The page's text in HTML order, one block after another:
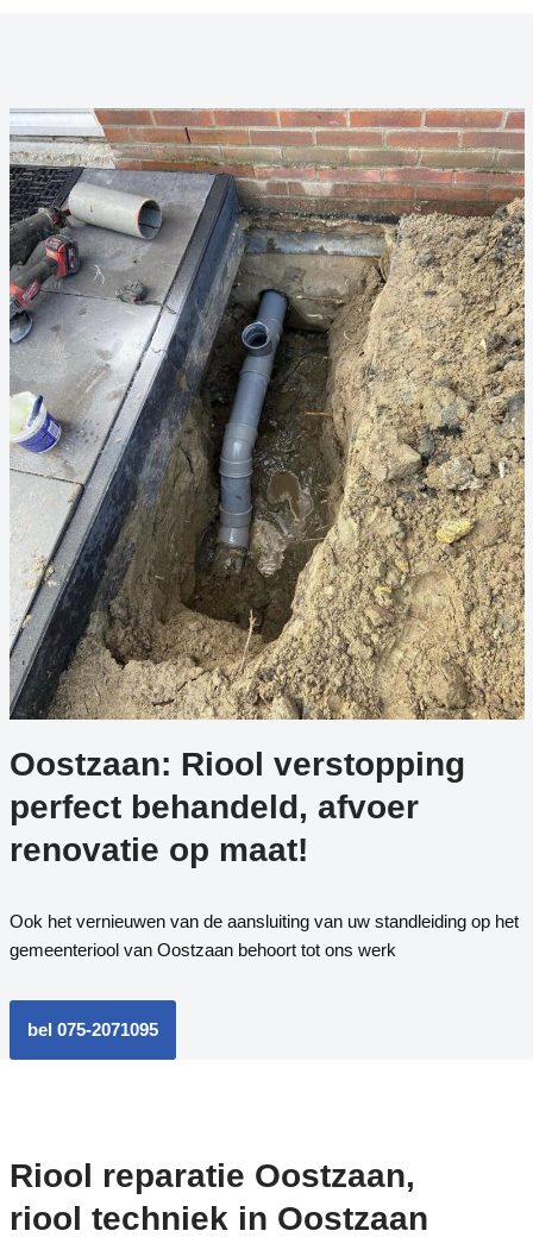
Oostzaan: Riool verstopping
perfect behandeld, afvoer
renovatie op maat!
Ook het vernieuwen van de aansluiting van uw standleiding op het
gemeenteriool van Oostzaan behoort tot ons werk
bel 075-2071095
Riool reparatie Oostzaan,
riool techniek in Oostzaan